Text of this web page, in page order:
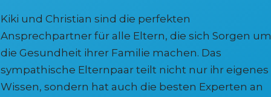
Kiki und Christian sind die perfekten
Ansprechpartner für alle Eltern, die sich Sorgen um
die Gesundheit ihrer Familie machen. Das
sympathische Elternpaar teilt nicht nur ihr eigenes
Wissen, sondern hat auch die besten Experten an